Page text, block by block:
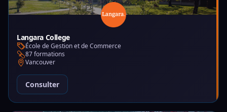
Langara College
École de Gestion et de Commerce
87 formations
Vancouver
Consulter